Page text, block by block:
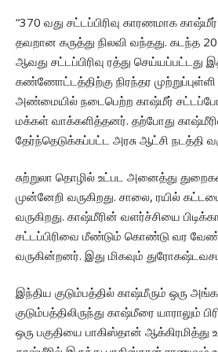
“370 வது சட்டப்பிரிவு காரணமாக
தவறான கருத்து நிலவி வந்தது. கடந்த
ஆவது சட்டப்பிரிவு ரத்து
கண்ணோட்டத்திற்கு நிரந்தர
அண்மையில் நடைபெற்ற காஷ்மீர்
மக்கள் வாக்களித்தனர். தற்போது
தேர்ந்தெடுக்கப்பட்ட அரசு ஆட்சி நடத்தி
சுற்றுலா தொழில் உட்பட அனைத்து
முன்னேறி வருகிறது. சாலை, ரயில்
வருகிறது. காஷ்மீரின் வளர்ச்சியை
சட்டப்பிரிவை மீண்டும் கொண்டு வர
வருகின்றனர். இது மிகவும்
இந்திய குடும்பத்தில் காஷ்மீரும் ஒரு
குடும்பத்திலிருந்து காஷ்மீரை யாராலும்
ஒரு பகுதியை பாகிஸ்தான் ஆக்கிரமித்து